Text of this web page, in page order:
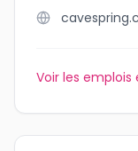
Voir les emplois